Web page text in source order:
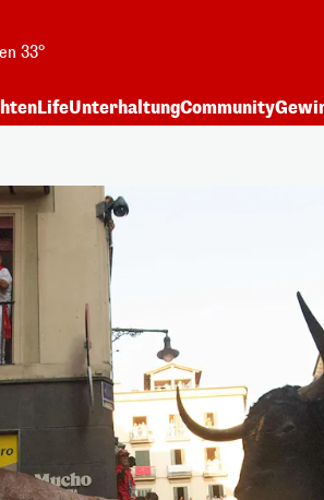
33°
LifeUnterhaltungCommunity